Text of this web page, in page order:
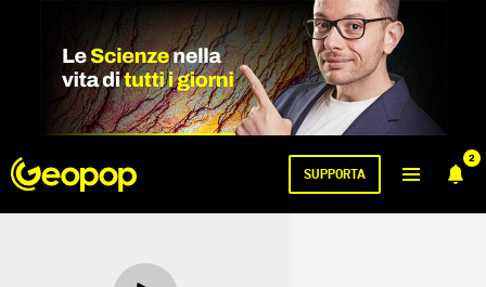
2
SUPPORTA